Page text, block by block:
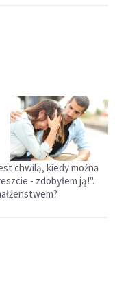
chwilą, kiedy można
- zdobyłem ją!".